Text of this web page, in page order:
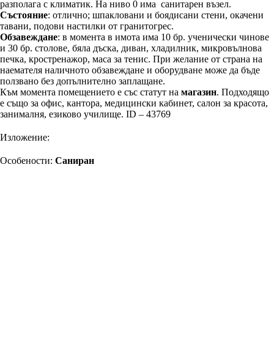
разполага с климатик. На ниво 0 има санитарен възел.
Състояние: отлично; шпакловани и боядисани стени, окачени
тавани, подови настилки от гранитогрес.
Обзавеждане: в момента в имота има 10 бр. ученически чинове
и 30 бр. столове, бяла дъска, диван, хладилник, микровълнова
печка, кростренажор, маса за тенис. При желание от страна на
наемателя наличното обзавеждане и оборудване може да бъде
ползвано без допълнително заплащане.
Към момента помещението е със статут на магазин. Подходящо
е също за офис, кантора, медицински кабинет, салон за красота,
занималня, езиково училище. ID – 43769
Изложение:
Особености: Саниран